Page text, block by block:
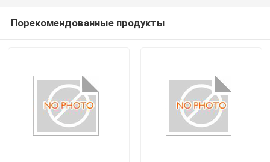
Порекомендованные продукты